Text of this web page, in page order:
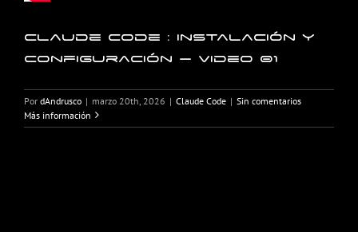
Claude Code : Instalación y
configuración – Video 01
Por dAndrusco | marzo 20th, 2026 | Claude Code | Sin comentarios
Más información